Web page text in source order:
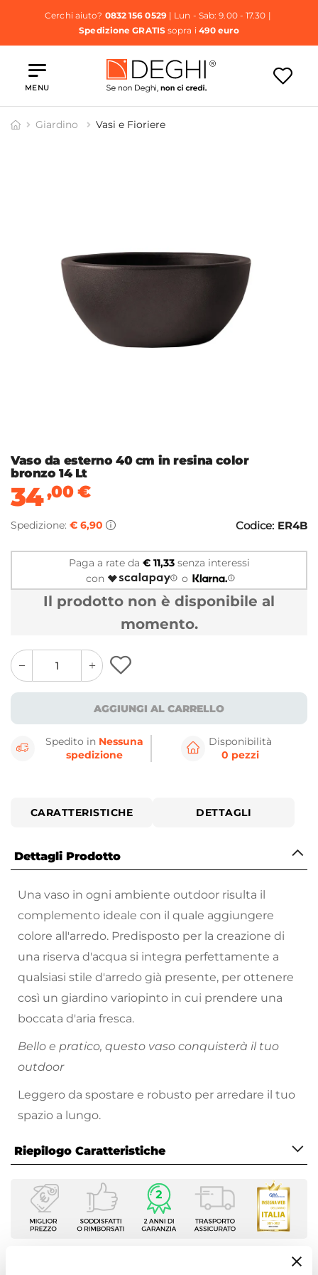
Cerchi aiuto? 0832 156 0529| Lun - Sab: 9.00 - 17.30 |
Spedizione GRATISsopra i 490 euro
MENU
Giardino Vasi e Fioriere
Vaso da esterno 40 cm in resina color
bronzo 14 Lt
34,00€
Spedizione: € 6,90 Codice: ER4B
Paga a rate da € 11,33senza interessi
con
o
Il prodotto non è disponibile al
momento.
quantity
button
quantity
minus
button
AGGIUNGI AL CARRELLO
Spedito in Nessuna
spedizione
Disponibilità
0 pezzi
CARATTERISTICHE DETTAGLI
Dettagli Prodotto
Una vaso in ogni ambiente outdoor risulta il
complemento ideale con il quale aggiungere
colore all'arredo. Predisposto per la creazione di
una riserva d'acqua si integra perfettamente a
qualsiasi stile d'arredo già presente, per ottenere
così un giardino variopinto in cui prendere una
boccata d'aria fresca.
Bello e pratico, questo vaso conquisterà il tuo
outdoor
Leggero da spostare e robusto per arredare il tuo
spazio a lungo.
Riepilogo Caratteristiche
Caratteristiche
Tipologia
Vaso